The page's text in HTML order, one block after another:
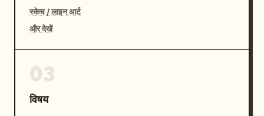
स्केच / लाइन आर्ट
और देखें
विषय